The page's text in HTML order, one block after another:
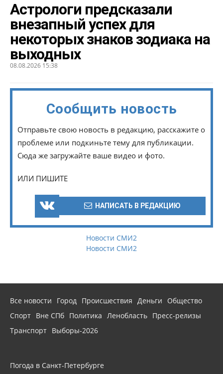
Астрологи предсказали
внезапный успех для
некоторых знаков зодиака на
выходных
08.08.2026 15:38
Сообщить новость
Отправьте свою новость в редакцию, расскажите о
проблеме или подкиньте тему для публикации.
Сюда же загружайте ваше видео и фото.
ИЛИ ПИШИТЕ
НАПИСАТЬ В РЕДАКЦИЮ
Новости СМИ2
Новости СМИ2
Все новости Город Происшествия Деньги
Общество
Спорт Вне СПб Политика Ленобласть Пресс-релизы
Транспорт Выборы-2026
Погода в Санкт-Петербурге